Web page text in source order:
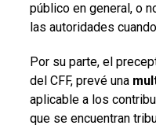
público en general, o
las autoridades
Por su parte, el
del CFF, prevé una
aplicable a los
que se encuentran